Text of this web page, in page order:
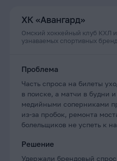
ХК «Авангард»
Омский хоккейный клуб КХЛ
узнаваемых спортивных
Проблема
Часть спроса на билеты
в поиске, а матчи в будни
медийными соперниками
из-за пробок, ремонта
болельщиков не успеть к
Решение
Удержали брендовый